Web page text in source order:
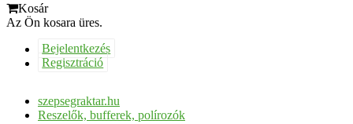
Kosár
Az Ön kosara üres.
Bejelentkezés
Regisztráció
szepsegraktar.hu
Reszelők, bufferek, polírozók